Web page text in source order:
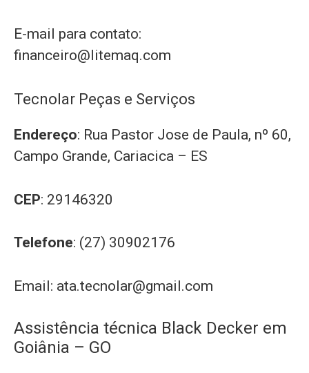
E-mail para contato:
financeiro@litemaq.com
Tecnolar Peças e Serviços
Endereço: Rua Pastor Jose de Paula, nº 60,
Campo Grande, Cariacica – ES
CEP: 29146320
Telefone: (27) 30902176
Email: ata.tecnolar@gmail.com
Assistência técnica Black Decker em
Goiânia – GO